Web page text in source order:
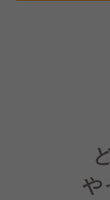
や